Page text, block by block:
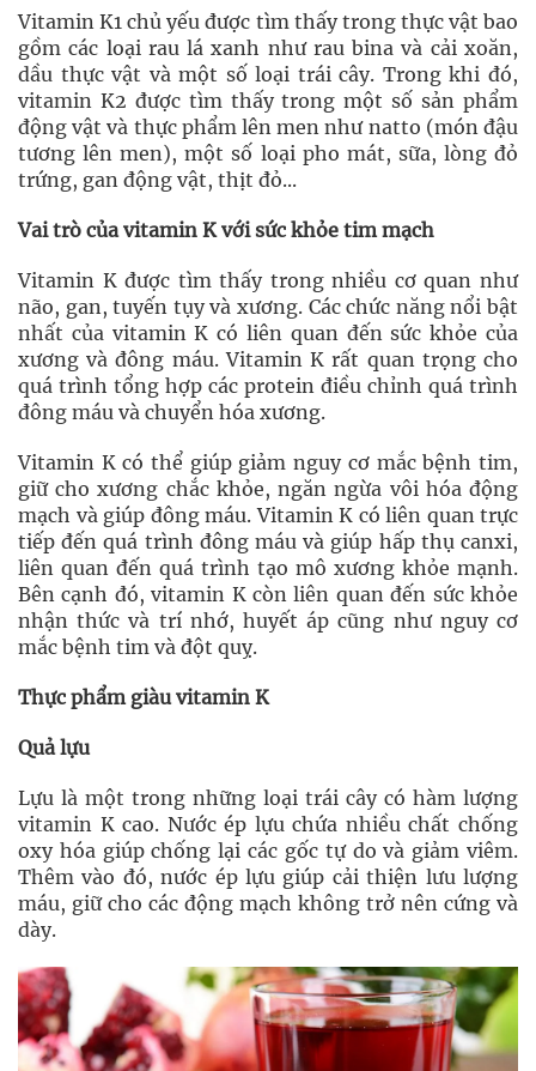
Vitamin K1 chủ yếu được tìm thấy trong thực vật bao
gồm các loại rau lá xanh như rau bina và cải xoăn,
dầu thực vật và một số loại trái cây. Trong khi đó,
vitamin K2 được tìm thấy trong một số sản phẩm
động vật và thực phẩm lên men như natto (món đậu
tương lên men), một số loại pho mát, sữa, lòng đỏ
trứng, gan động vật, thịt đỏ...
Vai trò của vitamin K với sức khỏe tim mạch
Vitamin K được tìm thấy trong nhiều cơ quan như
não, gan, tuyến tụy và xương. Các chức năng nổi bật
nhất của vitamin K có liên quan đến sức khỏe của
xương và đông máu. Vitamin K rất quan trọng cho
quá trình tổng hợp các protein điều chỉnh quá trình
đông máu và chuyển hóa xương.
Vitamin K có thể giúp giảm nguy cơ mắc bệnh tim,
giữ cho xương chắc khỏe, ngăn ngừa vôi hóa động
mạch và giúp đông máu. Vitamin K có liên quan trực
tiếp đến quá trình đông máu và giúp hấp thụ canxi,
liên quan đến quá trình tạo mô xương khỏe mạnh.
Bên cạnh đó, vitamin K còn liên quan đến sức khỏe
nhận thức và trí nhớ, huyết áp cũng như nguy cơ
mắc bệnh tim và đột quỵ.
Thực phẩm giàu vitamin K
Quả lựu
Lựu là một trong những loại trái cây có hàm lượng
vitamin K cao. Nước ép lựu chứa nhiều chất chống
oxy hóa giúp chống lại các gốc tự do và giảm viêm.
Thêm vào đó, nước ép lựu giúp cải thiện lưu lượng
máu, giữ cho các động mạch không trở nên cứng và
dày.